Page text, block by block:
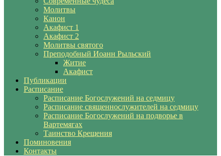
Молитвы
Канон
Акафист 1
Акафист 2
Молитвы святого
Преподобный Иоанн Рыльский
Житие
Акафист
Публикации
Расписание
Расписание Богослужений на седмицу
Расписание священнослужителей на седмицу
Расписание Богослужений на подворье в
Вартемягах
Таинство Крещения
Поминовения
Контакты